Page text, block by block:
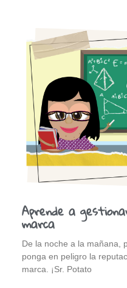
Aprende a
marca
De la noche a la mañana,
ponga en peligro la
marca. ¡Sr. Potato